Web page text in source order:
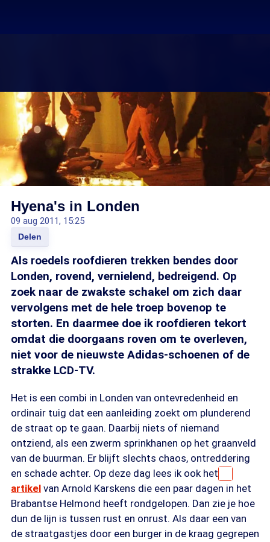
Hyena's in Londen
09 aug 2011, 15:25
Delen
Als roedels roofdieren trekken bendes door
Londen, rovend, vernielend, bedreigend. Op
zoek naar de zwakste schakel om zich daar
vervolgens met de hele troep bovenop te
storten. En daarmee doe ik roofdieren tekort
omdat die doorgaans roven om te overleven,
niet voor de nieuwste Adidas-schoenen of de
strakke LCD-TV.
Het is een combi in Londen van ontevredenheid en
ordinair tuig dat een aanleiding zoekt om plunderend
de straat op te gaan. Daarbij niets of niemand
ontziend, als een zwerm sprinkhanen op het graanveld
van de buurman. Er blijft slechts chaos, ontreddering
en schade achter. Op deze dag lees ik ook het
artikel van Arnold Karskens die een paar dagen in het
Brabantse Helmond heeft rondgelopen. Dan zie je hoe
dun de lijn is tussen rust en onrust. Als daar een van
de straatgastjes door een burger in de kraag gegrepen